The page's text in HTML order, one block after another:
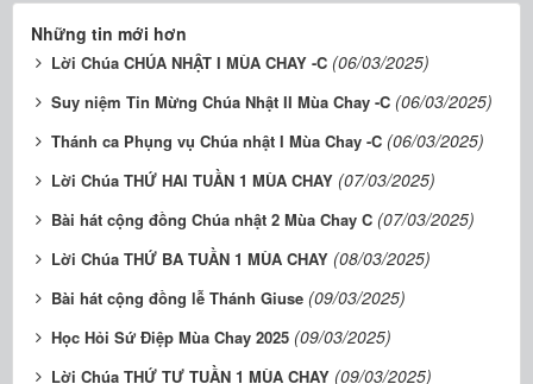
Những tin mới hơn
Lời Chúa CHÚA NHẬT I MÙA CHAY -C (06/03/2025)
Suy niệm Tin Mừng Chúa Nhật II Mùa Chay -C (06/03/2025)
Thánh ca Phụng vụ Chúa nhật I Mùa Chay -C (06/03/2025)
Lời Chúa THỨ HAI TUẦN 1 MÙA CHAY (07/03/2025)
Bài hát cộng đồng Chúa nhật 2 Mùa Chay C (07/03/2025)
Lời Chúa THỨ BA TUẦN 1 MÙA CHAY (08/03/2025)
Bài hát cộng đồng lễ Thánh Giuse (09/03/2025)
Học Hỏi Sứ Điệp Mùa Chay 2025 (09/03/2025)
Lời Chúa THỨ TƯ TUẦN 1 MÙA CHAY (09/03/2025)